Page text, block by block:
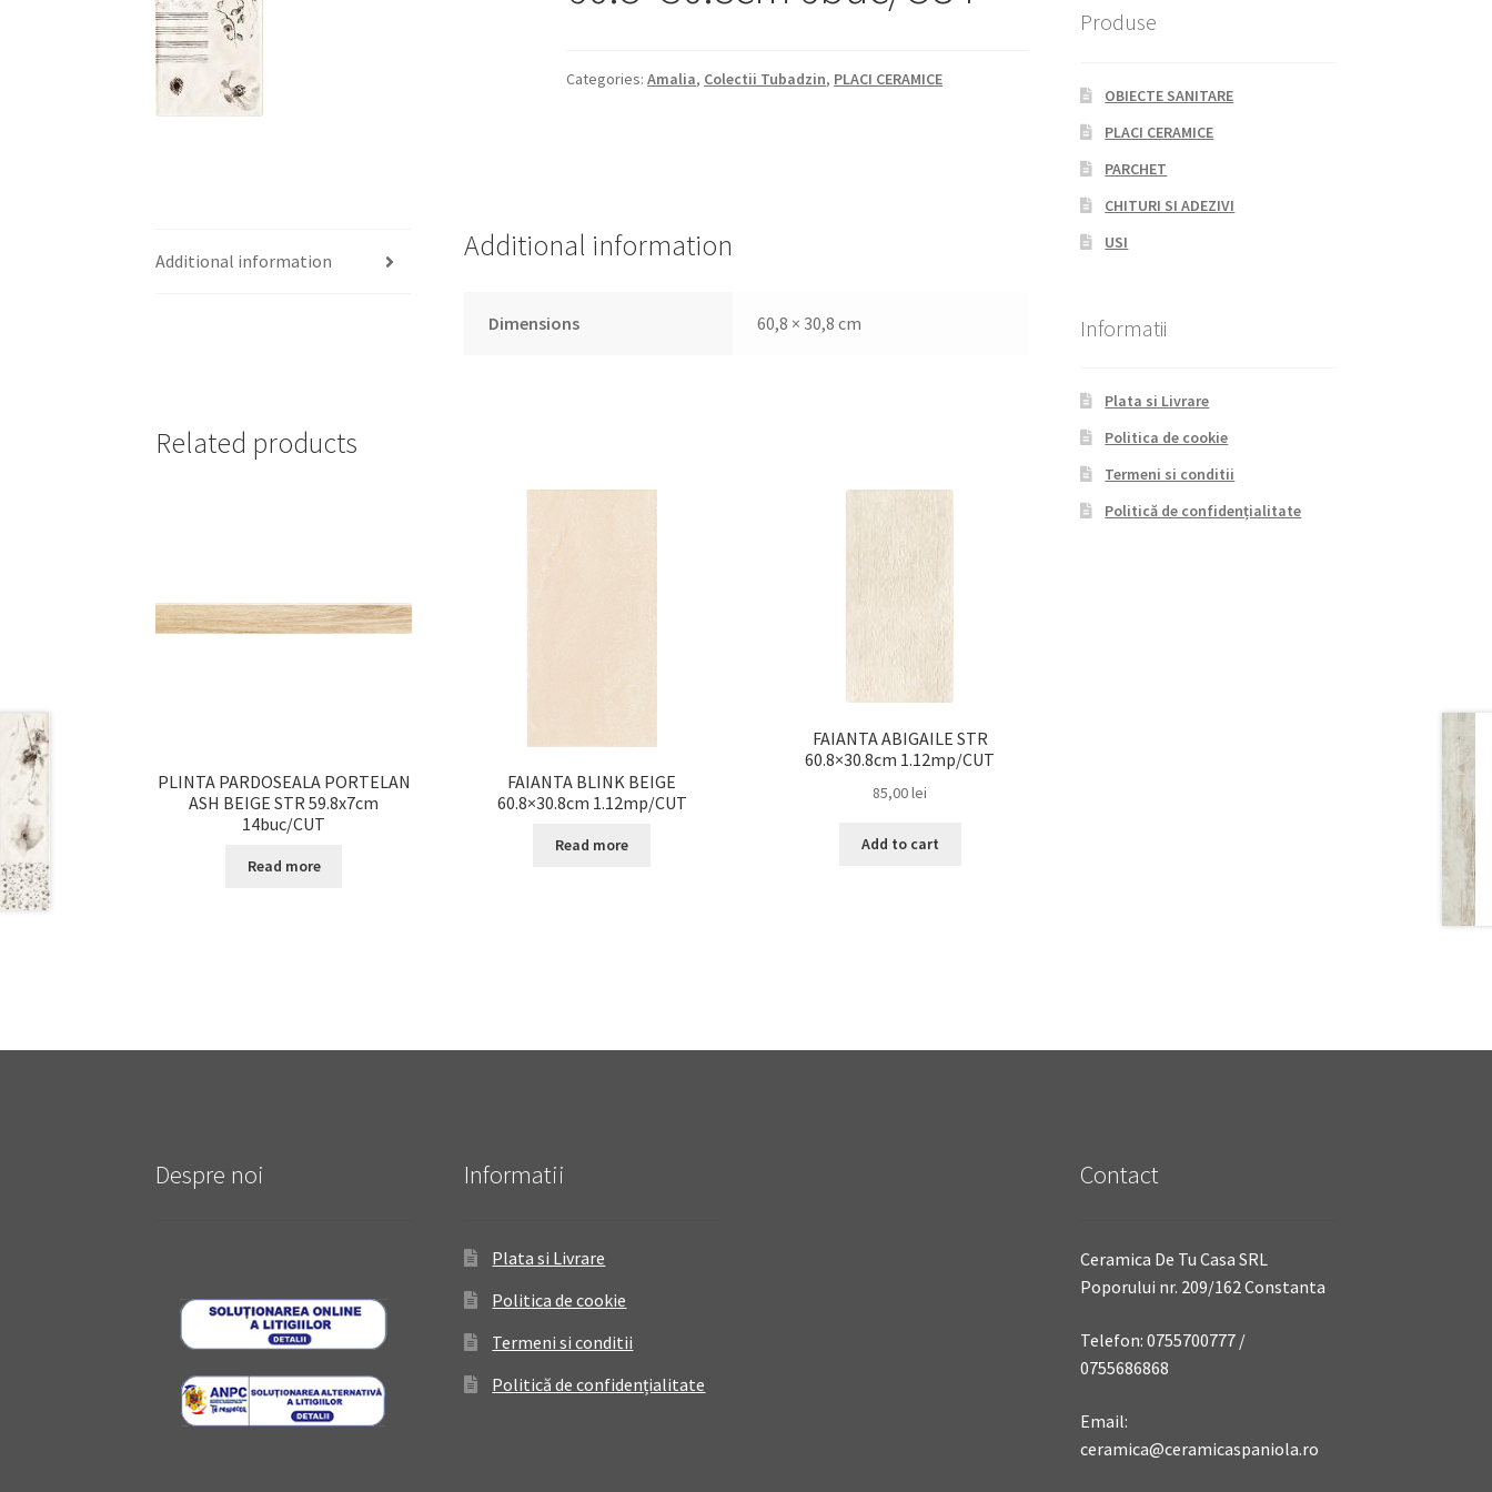
Categories:Amalia, Colectii Tubadzin, PLACI CERAMICE
Additional information Additional information
Dimensions 60,8 × 30,8 cm
Related products
PLINTA PARDOSEALA PORTELAN
ASH BEIGE STR 59.8x7cm
14buc/CUT
Read more
FAIANTA BLINK BEIGE
60.8×30.8cm 1.12mp/CUT
Read more
FAIANTA ABIGAILE STR
60.8×30.8cm 1.12mp/CUT
85,00lei
Add to cart
Produse
OBIECTE SANITARE
PLACI CERAMICE
PARCHET
CHITURI SI ADEZIVI
USI
Informatii
Plata si Livrare
Politica de cookie
Termeni si conditii
Politică de confidențialitate
Despre noi Informatii
Plata si Livrare
Politica de cookie
Termeni si conditii
Politică de confidențialitate
Contact
Ceramica De Tu Casa SRL
Poporului nr. 209/162 Constanta
Telefon: 0755700777 /
0755686868
Email:
ceramica@ceramicaspaniola.ro